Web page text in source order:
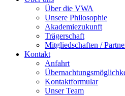
Über die VWA
Unsere Philosophie
Akademiezukunft
Trägerschaft
Mitgliedschaften /
Kontakt
Anfahrt
Kontaktformular
Unser Team